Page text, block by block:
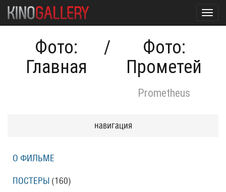
Фото:
Главная
/
Фото:
Прометей
Prometheus
навигация
О ФИЛЬМЕ
ПОСТЕРЫ (160)